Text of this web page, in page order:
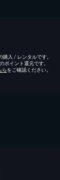
入 / レンタルです。
イント還元です。
らをご確認ください。